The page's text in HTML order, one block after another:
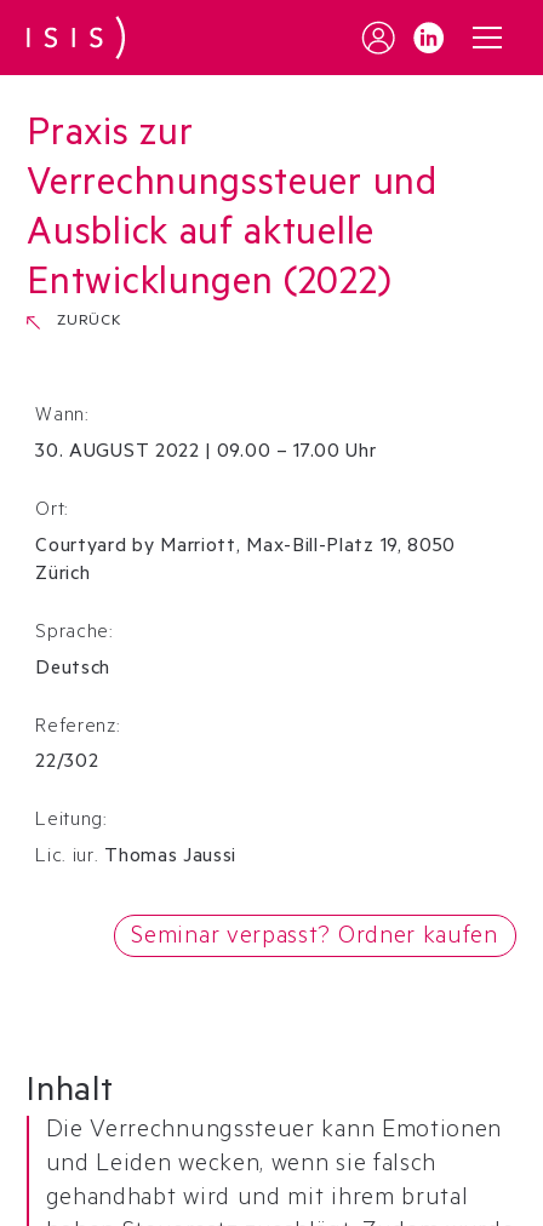
Praxis zur
Verrechnungssteuer und
Ausblick auf aktuelle
Entwicklungen (2022)
ZURÜCK
Wann:
30.AUGUST 2022 09.00 – 17.00 Uhr
Ort:
Courtyard by Marriott, Max-Bill-Platz 19, 8050
Zürich
Sprache:
Deutsch
Referenz:
22/302
Leitung:
Lic. iur. Thomas Jaussi
Seminar verpasst? Ordner kaufen
Inhalt
Die Verrechnungssteuer kann Emotionen
und Leiden wecken, wenn sie falsch
gehandhabt wird und mit ihrem brutal